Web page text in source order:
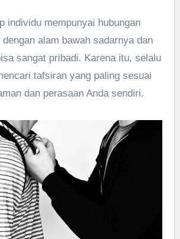
individu mempunyai hubungan
alam bawah sadarnya dan
sangat pribadi. Karena itu, selalu
tafsiran yang paling sesuai
dan perasaan Anda sendiri.